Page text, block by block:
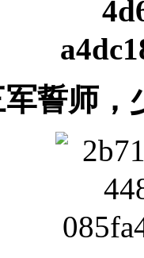
誓师，